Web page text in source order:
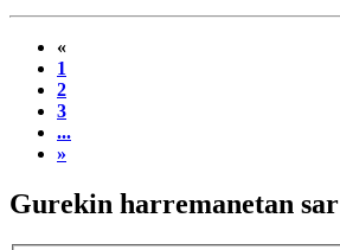
«
1
2
3
...
»
Gurekin harremanetan sar